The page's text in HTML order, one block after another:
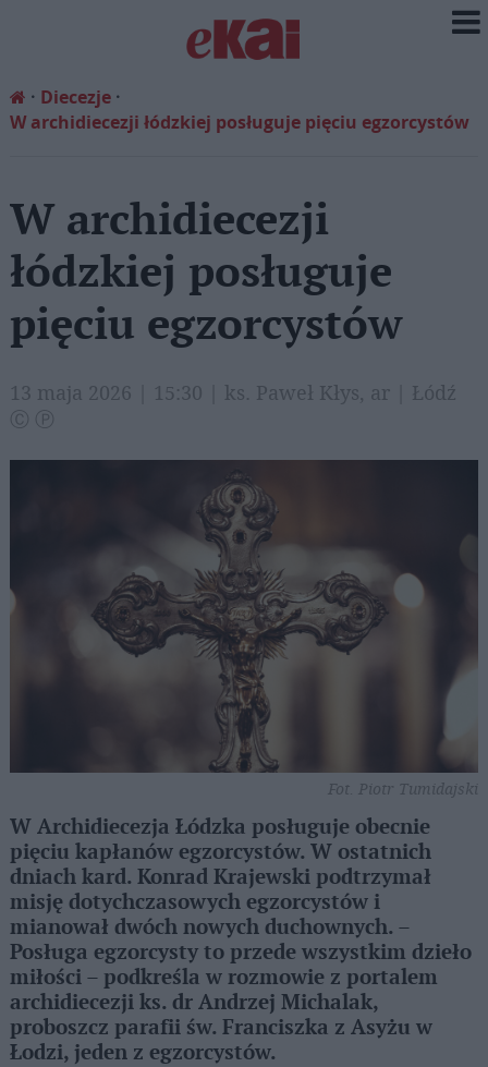
Diecezje
W archidiecezji łódzkiej posługuje pięciu egzorcystów
W archidiecezji
łódzkiej posługuje
pięciu egzorcystów
13 maja 2026 | 15:30 | ks. Paweł Kłys, ar | Łódź
Ⓒ Ⓟ
Fot. Piotr Tumidajski
W Archidiecezja Łódzka posługuje obecnie
pięciu kapłanów egzorcystów. W ostatnich
dniach kard. Konrad Krajewski podtrzymał
misję dotychczasowych egzorcystów i
mianował dwóch nowych duchownych. –
Posługa egzorcysty to przede wszystkim dzieło
miłości – podkreśla w rozmowie z portalem
archidiecezji ks. dr Andrzej Michalak,
proboszcz parafii św. Franciszka z Asyżu w
Łodzi, jeden z egzorcystów.